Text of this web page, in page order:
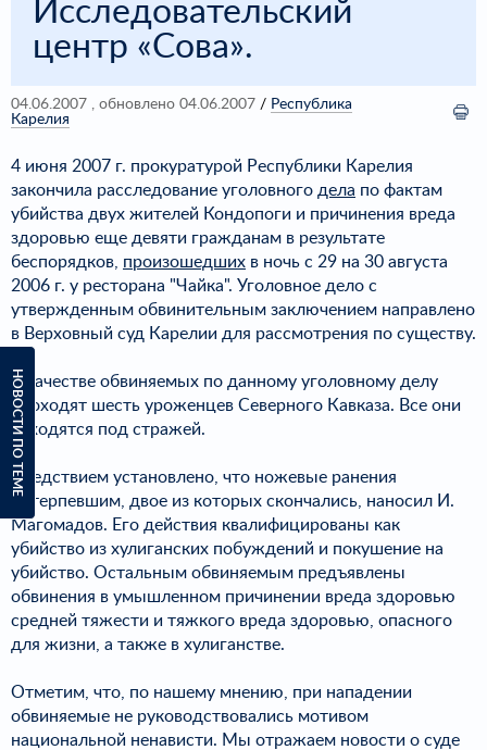
НОВОСТИ ПО ТЕМЕ
Исследовательский
центр «Сова».
04.06.2007 , обновлено 04.06.2007 / Республика
Карелия
4 июня 2007 г. прокуратурой Республики Карелия
закончила расследование уголовного дела по фактам
убийства двух жителей Кондопоги и причинения вреда
здоровью еще девяти гражданам в результате
беспорядков, произошедших в ночь с 29 на 30 августа
2006 г. у ресторана "Чайка". Уголовное дело с
утвержденным обвинительным заключением направлено
в Верховный суд Карелии для рассмотрения по существу.
В качестве обвиняемых по данному уголовному делу
проходят шесть уроженцев Северного Кавказа. Все они
находятся под стражей.
Следствием установлено, что ножевые ранения
потерпевшим, двое из которых скончались, наносил И.
Магомадов. Его действия квалифицированы как
убийство из хулиганских побуждений и покушение на
убийство. Остальным обвиняемым предъявлены
обвинения в умышленном причинении вреда здоровью
средней тяжести и тяжкого вреда здоровью, опасного
для жизни, а также в хулиганстве.
Отметим, что, по нашему мнению, при нападении
обвиняемые не руководствовались мотивом
национальной ненависти. Мы отражаем новости о суде